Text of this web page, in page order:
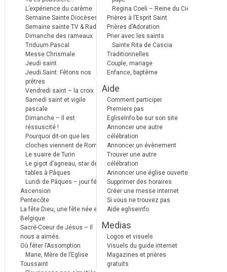
L’expérience du carême
Semaine Sainte Diocèses
Semaine sainte TV & Radio
Dimanche des rameaux
Triduum Pascal
Messe Chrismale
Jeudi saint
Jeudi Saint: Fêtons nos
prêtres
Vendredi saint – la croix
Samedi saint et vigile
pascale
Dimanche – Il est
réssuscité !
Pourquoi dit-on que les
cloches viennent de Rome ?
Le suaire de Turin
Le gigot d’agneau, star des
tables à Pâques
Lundi de Pâques – jour férié
Ascension
Pentecôte
La fête Dieu, une fête née en
Belgique
Sacré-Coeur de Jésus – Il
nous a aimés.
Où fêter l’Assomption
Marie, Mère de l’Eglise
Toussaint
Regina Coeli – Reine du Ciel
Prières à l’Esprit Saint
Prières d’Adoration
Prier avec les saints
Sainte Rita de Cascia
Traditionnelles
Couple, mariage
Enfance, baptême
Aide
Comment participer
Premiers pas
EgliseInfo.be sur son site
Annoncer une autre
célébration
Annoncer un évènement
Trouver une autre
célébration
Annoncer une église ouverte
Supprimer des horaires
Créer une messe internet
Si vous ne trouvez pas
Aide egliseinfo
Medias
Logos et visuels
Visuels du guide internet
Magazines et prières
gratuits